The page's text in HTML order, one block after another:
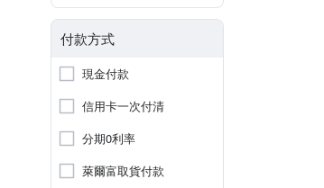
付款方式
現金付款
信用卡一次付清
分期0利率
萊爾富取貨付款